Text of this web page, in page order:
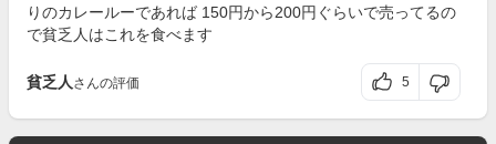
りのカレールーであれば 150円から200円ぐらいで売ってるの
で貧乏人はこれを食べます
貧乏人 さんの評価 5